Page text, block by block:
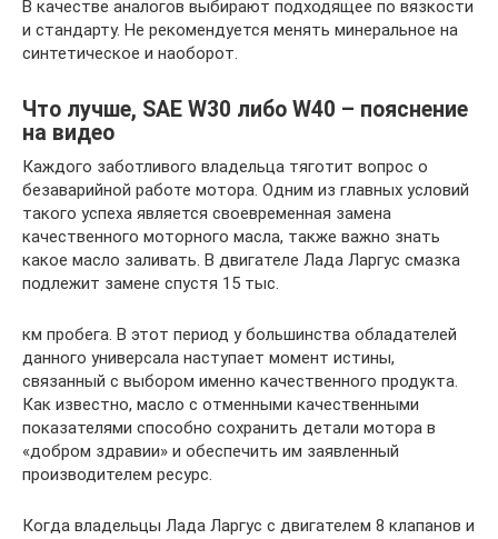
В качестве аналогов выбирают подходящее по вязкости
и стандарту. Не рекомендуется менять минеральное на
синтетическое и наоборот.
Что лучше, SAE W30 либо W40 – пояснение
на видео
Каждого заботливого владельца тяготит вопрос о
безаварийной работе мотора. Одним из главных условий
такого успеха является своевременная замена
качественного моторного масла, также важно знать
какое масло заливать. В двигателе Лада Ларгус смазка
подлежит замене спустя 15 тыс.
км пробега. В этот период у большинства обладателей
данного универсала наступает момент истины,
связанный с выбором именно качественного продукта.
Как известно, масло с отменными качественными
показателями способно сохранить детали мотора в
«добром здравии» и обеспечить им заявленный
производителем ресурс.
Когда владельцы Лада Ларгус с двигателем 8 клапанов и